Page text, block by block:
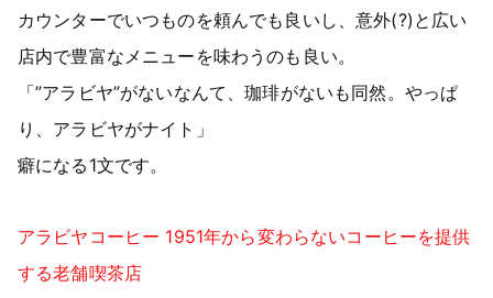
カウンターでいつものを頼んでも良いし、意外(?)と広い
店内で豊富なメニューを味わうのも良い。
「”アラビヤ”がないなんて、珈琲がないも同然。やっぱ
り、アラビヤがナイト」
癖になる1文です。
アラビヤコーヒー 1951年から変わらないコーヒーを提供
する老舗喫茶店